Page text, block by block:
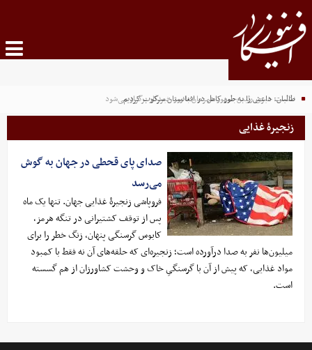
طالبان: داعش را به طور کامل در افغانستان سرکوب کردیم
نشست خبری رئیس‌جمهور همزمان با روز خبرنگار برگزار می‌شود
زنجیرۀ غذایی
صدای پای قحطی در جهان به گوش
می‌رسد
فروپاشی زنجیرۀ غذایی جهان. تنها یک ماه
پس از توقف کشتیرانی در تنگه هرمز،
کابوس گرسنگی پنهان، زنگ خطر را برای
میلیون‌ها نفر به صدا درآورده است؛ زنجیره‌ای که حلقه‌های آن نه فقط با کمبود
مواد غذایی، که پیش از آن با گرسنگیِ خاک و وحشت کشاورزان از هم گسسته
است.